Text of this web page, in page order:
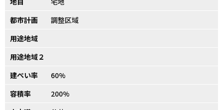
都市計画
調整区域
用途地域
用途地域２
建ぺい率
60%
容積率
200%